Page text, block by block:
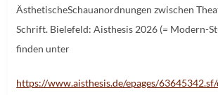
ÄsthetischeSchauanordnungen zwischen
Schrift. Bielefeld: Aisthesis 2026 (= Modern-
finden unter
https://www.aisthesis.de/epages/63645342.sf/